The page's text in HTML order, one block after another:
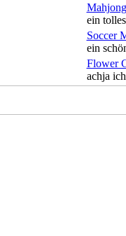
ein
Soccer
ein
Flower
achja